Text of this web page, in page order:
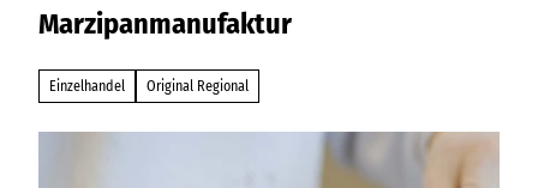
Marzipanmanufaktur
Einzelhandel Original Regional